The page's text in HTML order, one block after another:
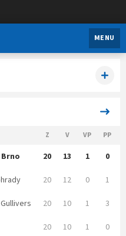
MENU
Z V VP PP
20 13 1 0
20 12 0 1
20 10 1 3
20 10 1 0